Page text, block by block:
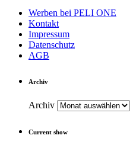
Werben bei PELI ONE
Kontakt
Impressum
Datenschutz
AGB
Archiv
Archiv
Current show